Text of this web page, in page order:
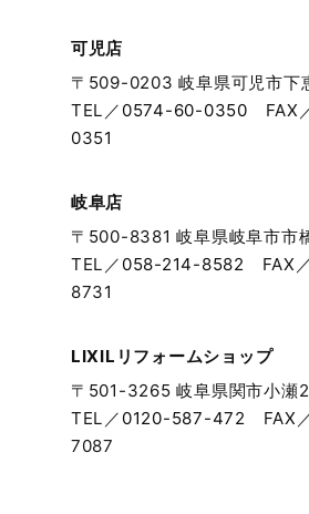
2023年10月
2023年8月
2023年7月
2023年6月
岐阜店
〒500-8381 岐阜県岐阜市市
TEL／ 058-214-8582
FAX
8731
可児店
〒509-0203 岐阜県可児市下
TEL／ 0574-60-0350 FAX
0351
LIXILリフォームショップ
〒501-3265 岐阜県関市小瀬
TEL／ 0120-587-472
FAX
7087